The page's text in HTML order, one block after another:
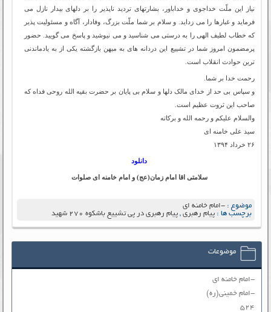
نیاز این ملّت خداجوی و خداباور، بشارتهای تردید ناپذیر را بر دلهای بیدار نازل می
فرماید و غبارها را می زداید. و سلام بر شما ملّت بزرگ، وفادار، آگاه و مسئولیت پذیر
که خطاب لطیف الهی را به درستی می شناسید و می نیوشید و پاسخ می گویید. حضور
پرمضمون امروز شما در تشییع این دردانه های به میهن بازگشته یکی از به یادماندنی
ترین حوادث انقلاب است.
رحمت خدا بر شما.
و سپاس بی حد از خدای مالک دلها و سلام بی پایان بر حضرت بقیه الله روحی فداه که
صاحب این ثروت عظیم است.
والسلام علیکم و رحمه الله و برکاته
سید علی خامنه ای
۲۶ خرداد ۱۳۹۴
دانلود
سلامتی اقا امام زمان(عج) و امام خامنه ای صلوات
موضوع :-امام خامنه ای
برچسب ها :پیام رهبری ,پیام رهبری در پی تشییع باشکوه 270 شهید
موضوعات
-امام خامنه ای
-امام خمینی(ره)
۵۲۴